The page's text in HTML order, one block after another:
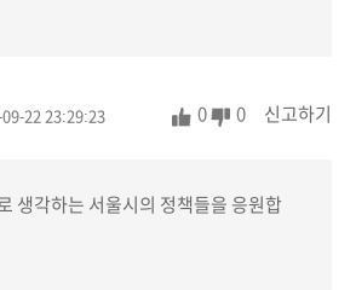
09-22 23:29:23 0 0 신고하기
생각하는 서울시의 정책들을 응원합